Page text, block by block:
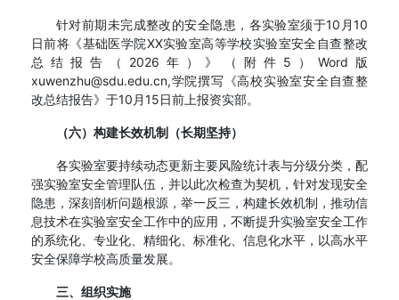
针对前期未完成整改的安全隐患，各实验室须于10月10
日前将《基础医学院XX实验室高等学校实验室安全自查整改
总结报告（2026年）》（附件5）Word版
xuwenzhu@sdu.edu.cn,学院撰写《高校实验室安全自查整
改总结报告》于10月15日前上报资实部。
（六）构建长效机制（长期坚持）
各实验室要持续动态更新主要风险统计表与分级分类，配
强实验室安全管理队伍，并以此次检查为契机，针对发现安全
隐患，深刻剖析问题根源，举一反三，构建长效机制，推动信
息技术在实验室安全工作中的应用，不断提升实验室安全工作
的系统化、专业化、精细化、标准化、信息化水平，以高水平
安全保障学校高质量发展。
三、组织实施